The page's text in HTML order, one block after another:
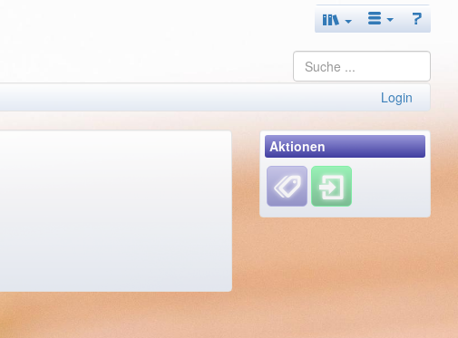
Login
Aktionen